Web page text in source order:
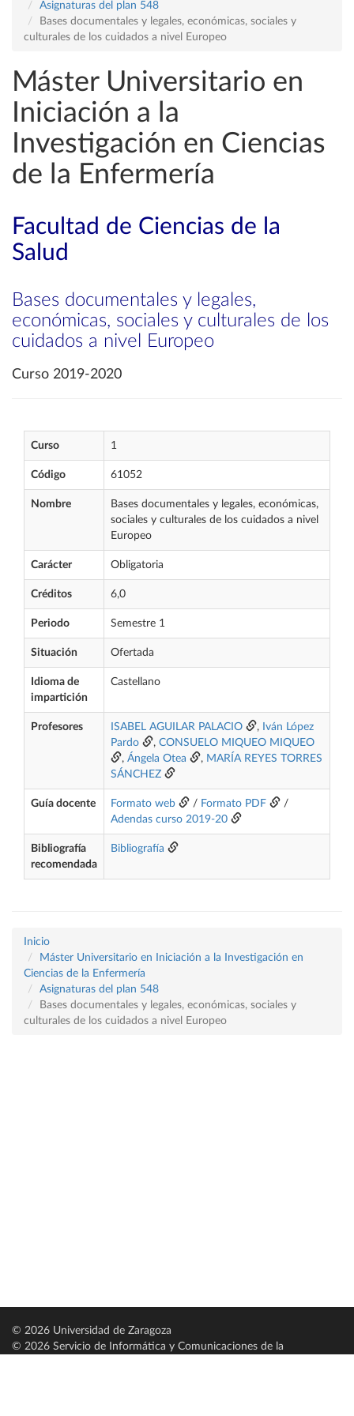
Asignaturas del plan 548
Bases documentales y legales, económicas, sociales y
culturales de los cuidados a nivel Europeo
Máster Universitario en
Iniciación a la
Investigación en Ciencias
de la Enfermería
Facultad de Ciencias de la
Salud
Bases documentales y legales,
económicas, sociales y culturales de los
cuidados a nivel Europeo
Curso 2019-2020
Curso 1
Código 61052
Nombre
Bases documentales y legales, económicas,
sociales y culturales de los cuidados a nivel
Europeo
Carácter Obligatoria
Créditos 6,0
Periodo Semestre 1
Situación Ofertada
Idioma de
impartición
Castellano
Profesores ISABEL AGUILAR PALACIO , Iván López
Pardo
, CONSUELO MIQUEO MIQUEO
, Ángela Otea , MARÍA REYES TORRES
SÁNCHEZ
Guía docente Formato web / Formato PDF
/
Adendas curso 2019-20
Bibliografía
recomendada
Bibliografía
Inicio
Máster Universitario en Iniciación a la Investigación en
Ciencias de la Enfermería
Asignaturas del plan 548
Bases documentales y legales, económicas, sociales y
culturales de los cuidados a nivel Europeo
© 2026 Universidad de Zaragoza
© 2026 Servicio de Informática y Comunicaciones de la